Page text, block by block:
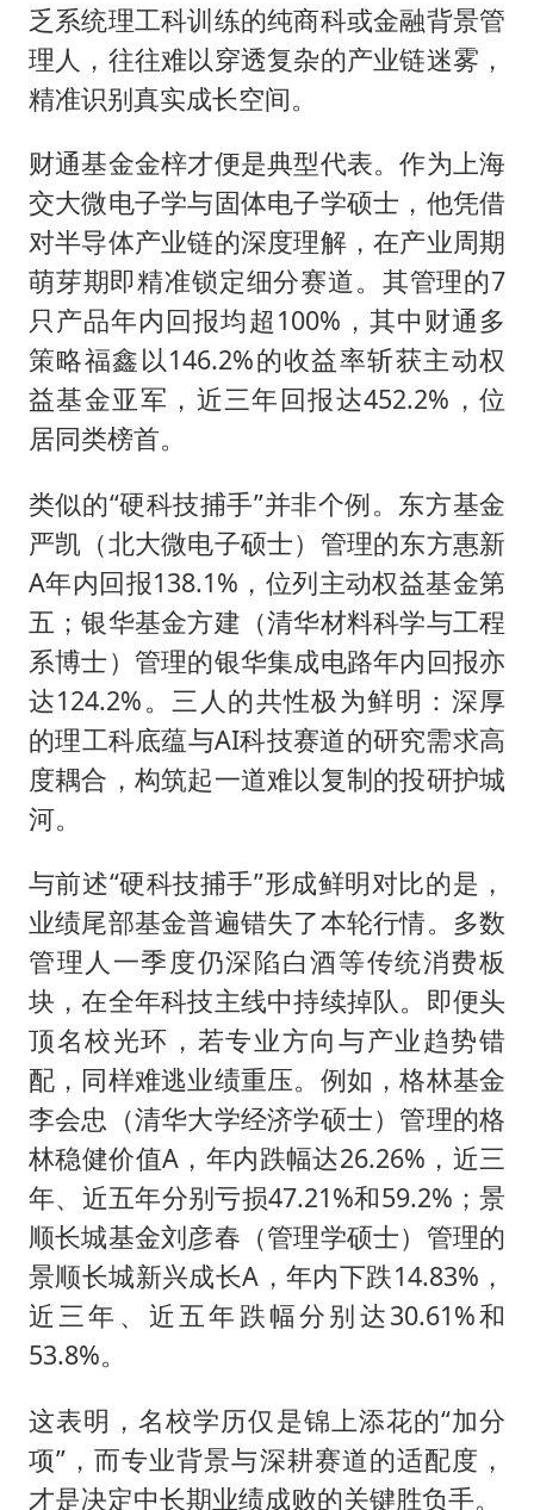
乏系统理工科训练的纯商科或金融背景管
理人，往往难以穿透复杂的产业链迷雾，
精准识别真实成长空间。
财通基金金梓才便是典型代表。作为上海
交大微电子学与固体电子学硕士，他凭借
对半导体产业链的深度理解，在产业周期
萌芽期即精准锁定细分赛道。其管理的7
只产品年内回报均超100%，其中财通多
策略福鑫以146.2%的收益率斩获主动权
益基金亚军，近三年回报达452.2%，位
居同类榜首。
类似的“硬科技捕手”并非个例。东方基金
严凯（北大微电子硕士）管理的东方惠新
A年内回报138.1%，位列主动权益基金第
五；银华基金方建（清华材料科学与工程
系博士）管理的银华集成电路年内回报亦
达124.2%。三人的共性极为鲜明：深厚
的理工科底蕴与AI科技赛道的研究需求高
度耦合，构筑起一道难以复制的投研护城
河。
与前述“硬科技捕手”形成鲜明对比的是，
业绩尾部基金普遍错失了本轮行情。多数
管理人一季度仍深陷白酒等传统消费板
块，在全年科技主线中持续掉队。即便头
顶名校光环，若专业方向与产业趋势错
配，同样难逃业绩重压。例如，格林基金
李会忠（清华大学经济学硕士）管理的格
林稳健价值A，年内跌幅达26.26%，近三
年、近五年分别亏损47.21%和59.2%；景
顺长城基金刘彦春（管理学硕士）管理的
景顺长城新兴成长A，年内下跌14.83%，
近三年、近五年跌幅分别达30.61%和
53.8%。
这表明，名校学历仅是锦上添花的“加分
项”，而专业背景与深耕赛道的适配度，
才是决定中长期业绩成败的关键胜负手。